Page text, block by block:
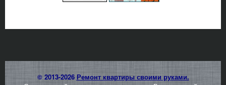
© 2013-2026 Ремонт квартиры своими руками.